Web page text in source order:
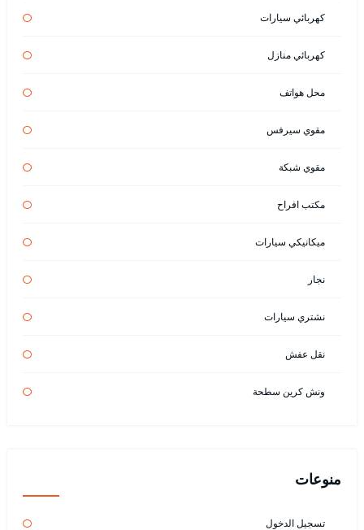
كهربائي سيارات
كهربائي منازل
محل هواتف
مقوي سيرفس
مقوي شبكة
مكتب افراح
ميكانيكي سيارات
نجار
نشتري سيارات
نقل عفش
ونش كرين سطحة
منوعات
تسجيل الدخول